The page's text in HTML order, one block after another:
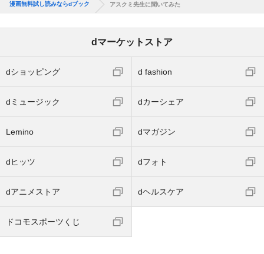
漫画無料試し読みならdブック アスクミ先生に聞いてみた
dマーケットストア
dショッピング d fashion
dミュージック dカーシェア
Lemino dマガジン
dヒッツ dフォト
dアニメストア dヘルスケア
ドコモスポーツくじ